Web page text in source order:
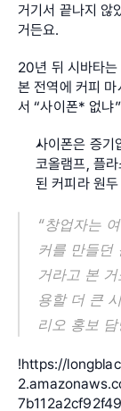
거기서 끝나지 않
거든요.
20년 뒤 시바타
본 전역에 커피
서 “사이폰* 없냐
사이폰은 증기
코올램프, 플
된 커피라 원
“창업자는
커를 만들던
거라고 본
용할 더 큰
리오 홍보
!https://